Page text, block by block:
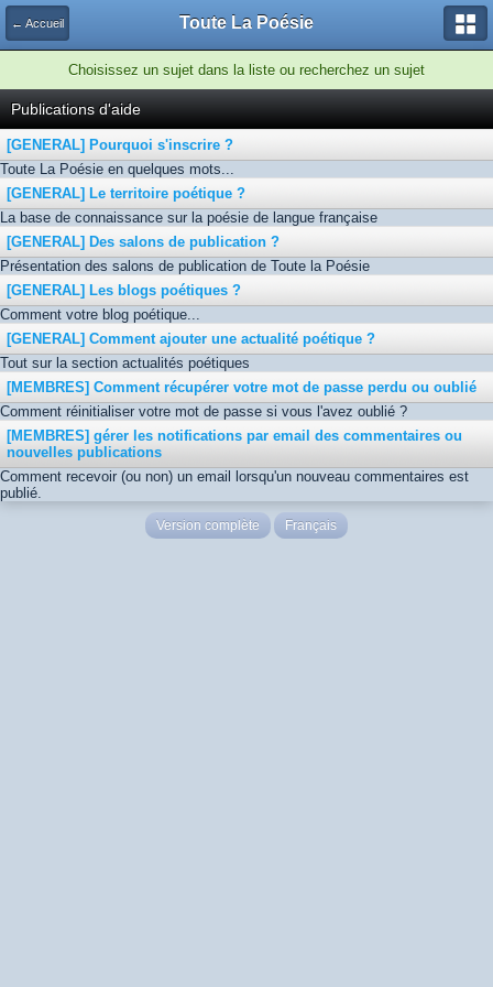
← Accueil Toute La Poésie
Choisissez un sujet dans la liste ou recherchez un sujet
Publications d'aide
[GENERAL] Pourquoi s'inscrire ?
Toute La Poésie en quelques mots...
[GENERAL] Le territoire poétique ?
La base de connaissance sur la poésie de langue française
[GENERAL] Des salons de publication ?
Présentation des salons de publication de Toute la Poésie
[GENERAL] Les blogs poétiques ?
Comment votre blog poétique...
[GENERAL] Comment ajouter une actualité poétique ?
Tout sur la section actualités poétiques
[MEMBRES] Comment récupérer votre mot de passe perdu ou oublié
Comment réinitialiser votre mot de passe si vous l'avez oublié ?
[MEMBRES] gérer les notifications par email des commentaires ou
nouvelles publications
Comment recevoir (ou non) un email lorsqu'un nouveau commentaires est
publié.
Version complète Français